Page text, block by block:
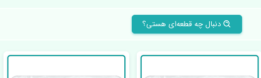
دنبال چه قطعه‌ای هستی؟